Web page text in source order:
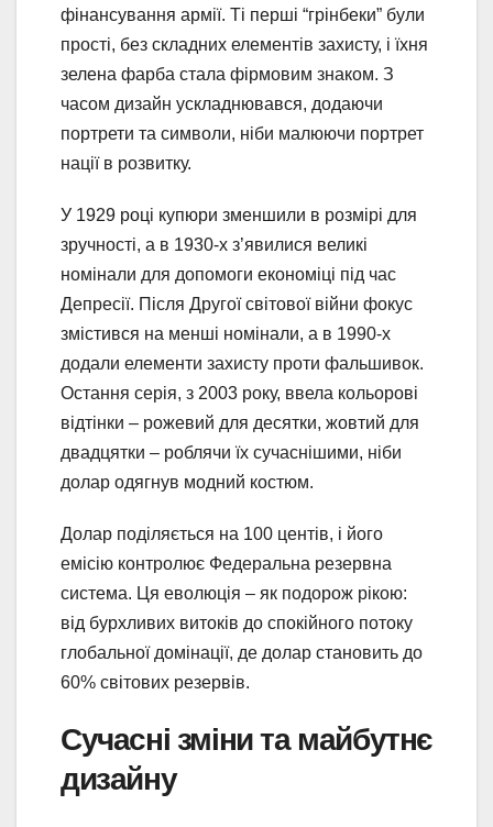
фінансування армії. Ті перші “грінбеки” були
прості, без складних елементів захисту, і їхня
зелена фарба стала фірмовим знаком. З
часом дизайн ускладнювався, додаючи
портрети та символи, ніби малюючи портрет
нації в розвитку.
У 1929 році купюри зменшили в розмірі для
зручності, а в 1930-х з’явилися великі
номінали для допомоги економіці під час
Депресії. Після Другої світової війни фокус
змістився на менші номінали, а в 1990-х
додали елементи захисту проти фальшивок.
Остання серія, з 2003 року, ввела кольорові
відтінки – рожевий для десятки, жовтий для
двадцятки – роблячи їх сучаснішими, ніби
долар одягнув модний костюм.
Долар поділяється на 100 центів, і його
емісію контролює Федеральна резервна
система. Ця еволюція – як подорож рікою:
від бурхливих витоків до спокійного потоку
глобальної домінації, де долар становить до
60% світових резервів.
Сучасні зміни та майбутнє
дизайну